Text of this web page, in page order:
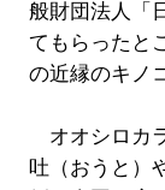
般財団法人「
てもらったと
の近縁のキノ
オオシロカ
吐（おうと）